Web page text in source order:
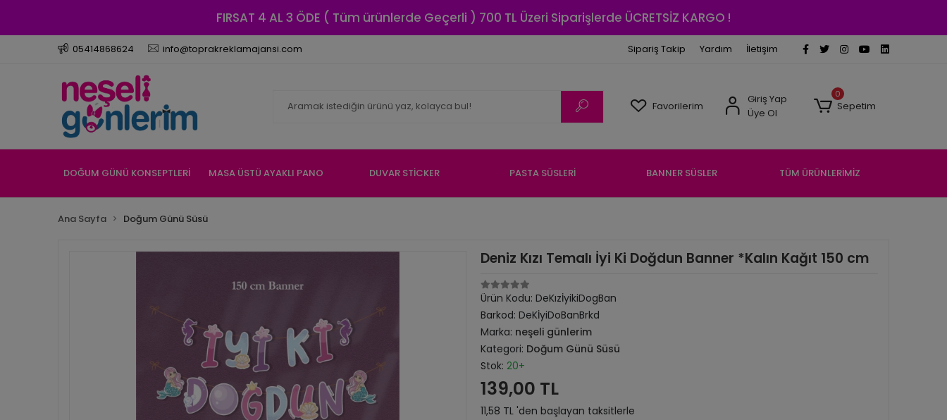
FIRSAT 4 AL 3 ÖDE ( Tüm ürünlerde Geçerli ) 700 TL Üzeri Siparişlerde ÜCRETSİZ KARGO !
05414868624 info@toprakreklamajansi.com Sipariş Takip Yardım İletişim
Favorilerim
Giriş Yap
Üye Ol
0
Sepetim
DOĞUM GÜNÜ KONSEPTLERİ MASA ÜSTÜ AYAKLI PANO DUVAR STİCKER PASTA SÜSLERİ BANNER SÜSLER TÜM ÜRÜNLERİMİZ
Ana Sayfa Doğum Günü Süsü
Deniz Kızı Temalı İyi Ki Doğdun Banner *Kalın Kağıt 150 cm
Ürün Kodu: DeKızİyikiDogBan
Barkod: DeKİyiDoBanBrkd
Marka: neşeli günlerim
Kategori: Doğum Günü Süsü
Stok: 20+
139,00 TL
11,58 TL 'den başlayan taksitlerle